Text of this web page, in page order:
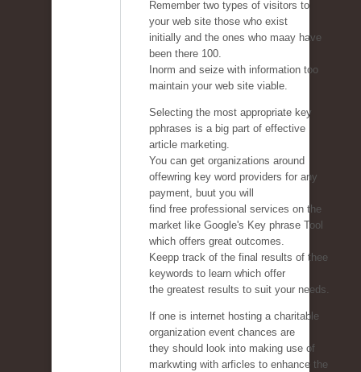
Remember two types of visitors to
your web site those who exist
initially and the ones who maay have
been there 100.
Inorm and seize with information too
maintain your web site viable.
Selecting the most appropriate key
pphrases is a big part of effective
article marketing.
You can get organizations around
offewring key word providers for any
payment, buut you will
find free professional services on the
market like Google's Key phrase Tool
which offers great outcomes.
Keepp track of the final results of thee
keywords to learn which offer
the greatest results to suit your needs.
If one is internet hosting a charitable
organization event chances are
they should look into making use of
markwting with arficles to enhance the